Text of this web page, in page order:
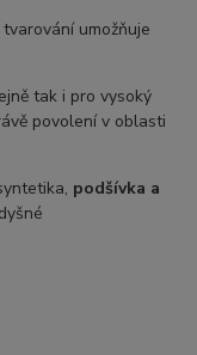
umožňuje
tak i pro vysoký
povolení v oblasti
podšívka a